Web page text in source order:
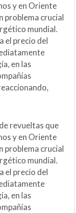
y en Oriente
problema crucial
mundial.
el precio del
en las
revueltas que
y en Oriente
problema crucial
mundial.
el precio del
en las